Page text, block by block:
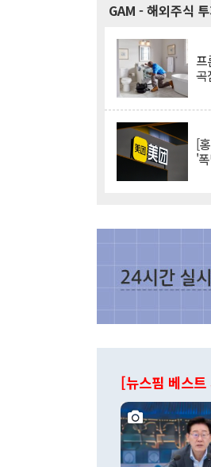
GAM - 해외주식
프
곡
[
'
[뉴스핌 베스트